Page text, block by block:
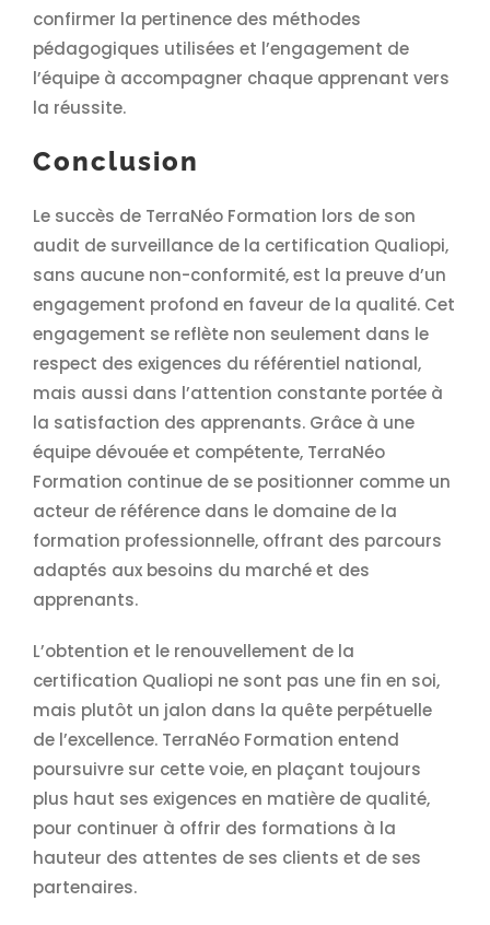
confirmer la pertinence des méthodes
pédagogiques utilisées et l’engagement de
l’équipe à accompagner chaque apprenant vers
la réussite.
Conclusion
Le succès de TerraNéo Formation lors de son
audit de surveillance de la certification Qualiopi,
sans aucune non-conformité, est la preuve d’un
engagement profond en faveur de la qualité. Cet
engagement se reflète non seulement dans le
respect des exigences du référentiel national,
mais aussi dans l’attention constante portée à
la satisfaction des apprenants. Grâce à une
équipe dévouée et compétente, TerraNéo
Formation continue de se positionner comme un
acteur de référence dans le domaine de la
formation professionnelle, offrant des parcours
adaptés aux besoins du marché et des
apprenants.
L’obtention et le renouvellement de la
certification Qualiopi ne sont pas une fin en soi,
mais plutôt un jalon dans la quête perpétuelle
de l’excellence. TerraNéo Formation entend
poursuivre sur cette voie, en plaçant toujours
plus haut ses exigences en matière de qualité,
pour continuer à offrir des formations à la
hauteur des attentes de ses clients et de ses
partenaires.